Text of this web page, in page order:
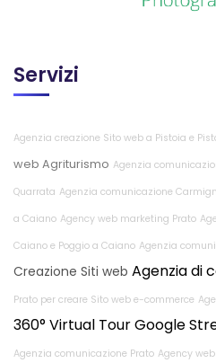
Servizi
Agenzia creazione Sito web a Pistoia e
web Agriturismo Agenzia
Quarrata Agenzia comunicazione
a Caiano Agency web marketing Prato
Caiano e Poggio a Caiano Agenzia
Creazione Siti web Agenzia di
Prato per creare Sito web e-commerce
360° Virtual Tour Google
Agenzia comunicazione Prato Agency